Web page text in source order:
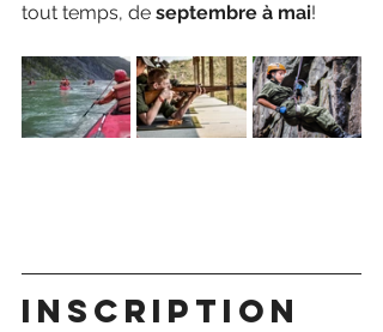
tout temps, de septembre à mai!
Inscription